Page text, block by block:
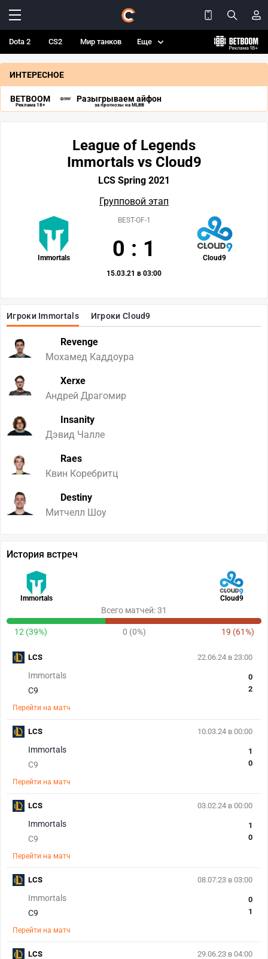
Dota 2 CS2 Мир танков Еще
ИНТЕРЕСНОЕ
BETBOOM
Реклама 18+
Разыгрываем айфон
за прогнозы на MLBB
Игроки Immortals Игроки Cloud9
Revenge
Мохамед Каддоура
Xerxe
Андрей Драгомир
Insanity
Дэвид Чалле
Raes
Квин Коребритц
Destiny
Митчелл Шоу
League of Legends
Immortals vs Cloud9
LCS Spring 2021
Групповой этап
Immortals Cloud9
BEST-OF-1
0 : 1
15.03.21 в 03:00
История встреч
Immortals Cloud9
Всего матчей: 31
12 (39%) 0 (0%) 19 (61%)
22.06.24 в 23:00
Immortals
C9
0
2
Перейти на матч
LCS
10.03.24 в 00:00
Immortals
C9
1
0
Перейти на матч
LCS
03.02.24 в 00:00
Immortals
C9
1
0
Перейти на матч
LCS
08.07.23 в 03:00
Immortals
C9
0
1
Перейти на матч
LCS
29.06.23 в 04:00
LCS